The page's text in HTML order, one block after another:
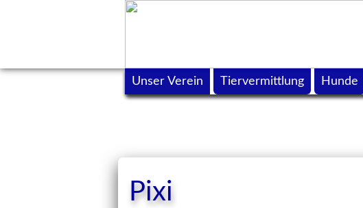
Pixi
Unser Verein Tiervermittlung Hunde